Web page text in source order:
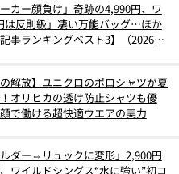
カー顔負け」奇跡の4,990円、ワ
は反則級」凄い万能バッグ…ほか
事ランキングベスト3】（2026年
解放】ユニクロのポロシャツが夏
オリヒカの透け防止シャツも優
で働ける超快適ウエアの実力
ダー⇔リュックに変形」2,900円
ワイルドシングス“水に強い”初コ